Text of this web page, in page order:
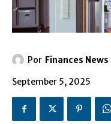
Por Finances News
September 5, 2025